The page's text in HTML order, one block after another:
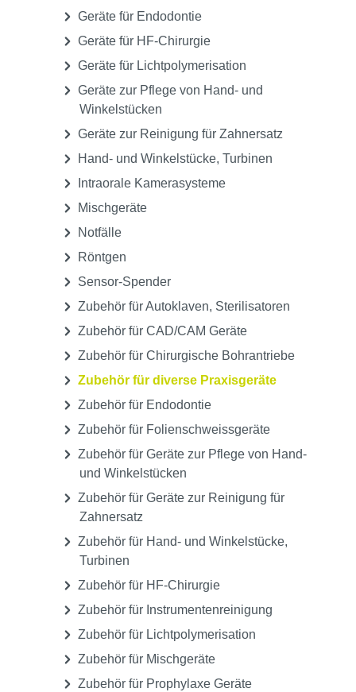
Geräte für Endodontie
Geräte für HF-Chirurgie
Geräte für Lichtpolymerisation
Geräte zur Pflege von Hand- und
Winkelstücken
Geräte zur Reinigung für Zahnersatz
Hand- und Winkelstücke, Turbinen
Intraorale Kamerasysteme
Mischgeräte
Notfälle
Röntgen
Sensor-Spender
Zubehör für Autoklaven, Sterilisatoren
Zubehör für CAD/CAM Geräte
Zubehör für Chirurgische Bohrantriebe
Zubehör für diverse Praxisgeräte
Zubehör für Endodontie
Zubehör für Folienschweissgeräte
Zubehör für Geräte zur Pflege von Hand-
und Winkelstücken
Zubehör für Geräte zur Reinigung für
Zahnersatz
Zubehör für Hand- und Winkelstücke,
Turbinen
Zubehör für HF-Chirurgie
Zubehör für Instrumentenreinigung
Zubehör für Lichtpolymerisation
Zubehör für Mischgeräte
Zubehör für Prophylaxe Geräte